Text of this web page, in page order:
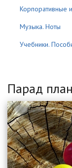
Корпоративные
Музыка. Ноты
Учебники.
Парад